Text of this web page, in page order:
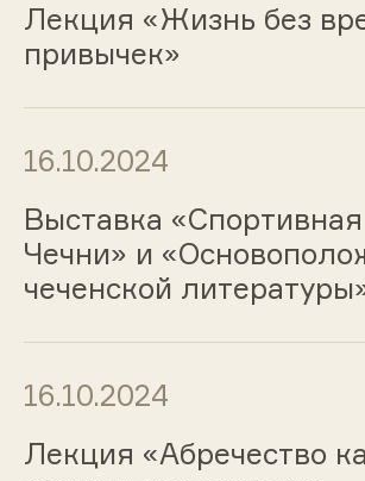
Лекция «Жизнь без
привычек»
16.10.2024
Выставка
Чечни» и
чеченской
16.10.2024
Лекция «Абречество